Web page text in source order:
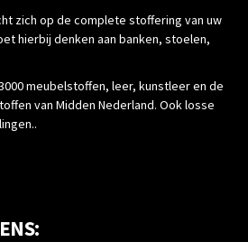
zich op de complete stoffering van uw
hierbij denken aan banken, stoelen,
meubelstoffen, leer, kunstleer en de
van Midden Nederland. Ook losse